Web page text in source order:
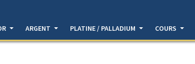
ARGENT PLATINE / PALLADIUM COURS